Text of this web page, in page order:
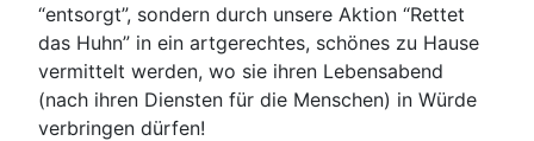
“entsorgt”, sondern durch unsere Aktion “Rettet
das Huhn” in ein artgerechtes, schönes zu Hause
vermittelt werden, wo sie ihren Lebensabend
(nach ihren Diensten für die Menschen) in Würde
verbringen dürfen!